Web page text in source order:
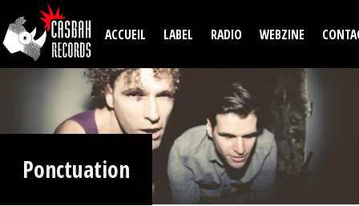
Aller au contenu principal
ACCUEIL LABEL RADIO WEBZINE
Ponctuation